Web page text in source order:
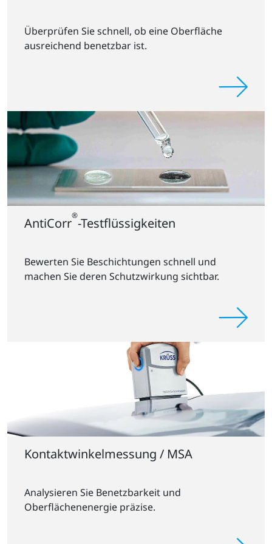
Überprüfen Sie schnell, ob eine Oberfläche
ausreichend benetzbar ist.
AntiCorr®-Testflüssigkeiten
Bewerten Sie Beschichtungen schnell und
machen Sie deren Schutzwirkung sichtbar.
Kontaktwinkelmessung / MSA
Analysieren Sie Benetzbarkeit und
Oberflächenenergie präzise.